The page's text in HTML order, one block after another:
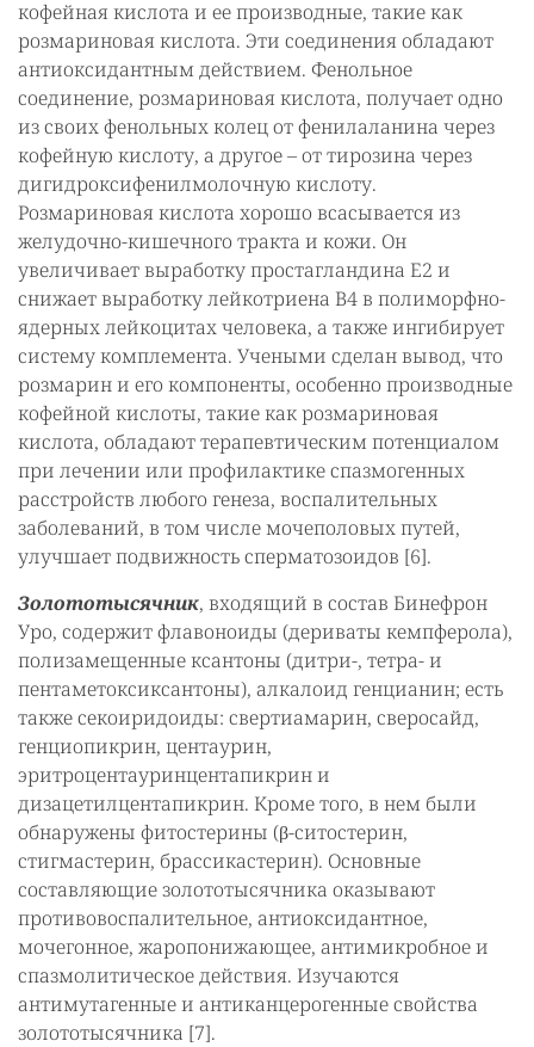
кофейная кислота и ее производные, такие как
розмариновая кислота. Эти соединения обладают
антиоксидантным действием. Фенольное
соединение, розмариновая кислота, получает одно
из своих фенольных колец от фенилаланина через
кофейную кислоту, а другое – от тирозина через
дигидроксифенилмолочную кислоту.
Розмариновая кислота хорошо всасывается из
желудочно-кишечного тракта и кожи. Он
увеличивает выработку простагландина Е2 и
снижает выработку лейкотриена В4 в полиморфно-
ядерных лейкоцитах человека, а также ингибирует
систему комплемента. Учеными сделан вывод, что
розмарин и его компоненты, особенно производные
кофейной кислоты, такие как розмариновая
кислота, обладают терапевтическим потенциалом
при лечении или профилактике спазмогенных
расстройств любого генеза, воспалительных
заболеваний, в том числе мочеполовых путей,
улучшает подвижность сперматозоидов [6].
Золототысячник, входящий в состав Бинефрон
Уро, содержит флавоноиды (дериваты кемпферола),
полизамещенные ксантоны (дитри-, тетра- и
пентаметоксиксантоны), алкалоид генцианин; есть
также секоиридоиды: свертиамарин, сверосайд,
генциопикрин, центаурин,
эритроцентауринцентапикрин и
дизацетилцентапикрин. Кроме того, в нем были
обнаружены фитостерины (β-ситостерин,
стигмастерин, брассикастерин). Основные
составляющие золототысячника оказывают
противовоспалительное, антиоксидантное,
мочегонное, жаропонижающее, антимикробное и
спазмолитическое действия. Изучаются
антимутагенные и антиканцерогенные свойства
золототысячника [7].